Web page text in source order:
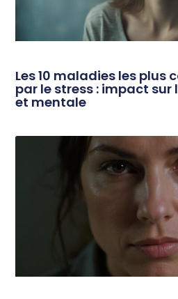
Les 10 maladies les plus
par le stress : impact
et mentale